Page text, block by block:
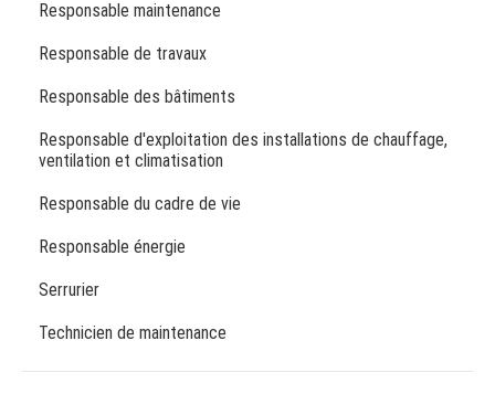
Responsable maintenance
Responsable de travaux
Responsable des bâtiments
Responsable d'exploitation des installations de chauffage,
ventilation et climatisation
Responsable du cadre de vie
Responsable énergie
Serrurier
Technicien de maintenance